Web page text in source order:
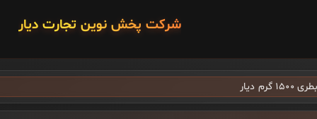
شرکت پخش نوین تجارت دیار
گرم دیار